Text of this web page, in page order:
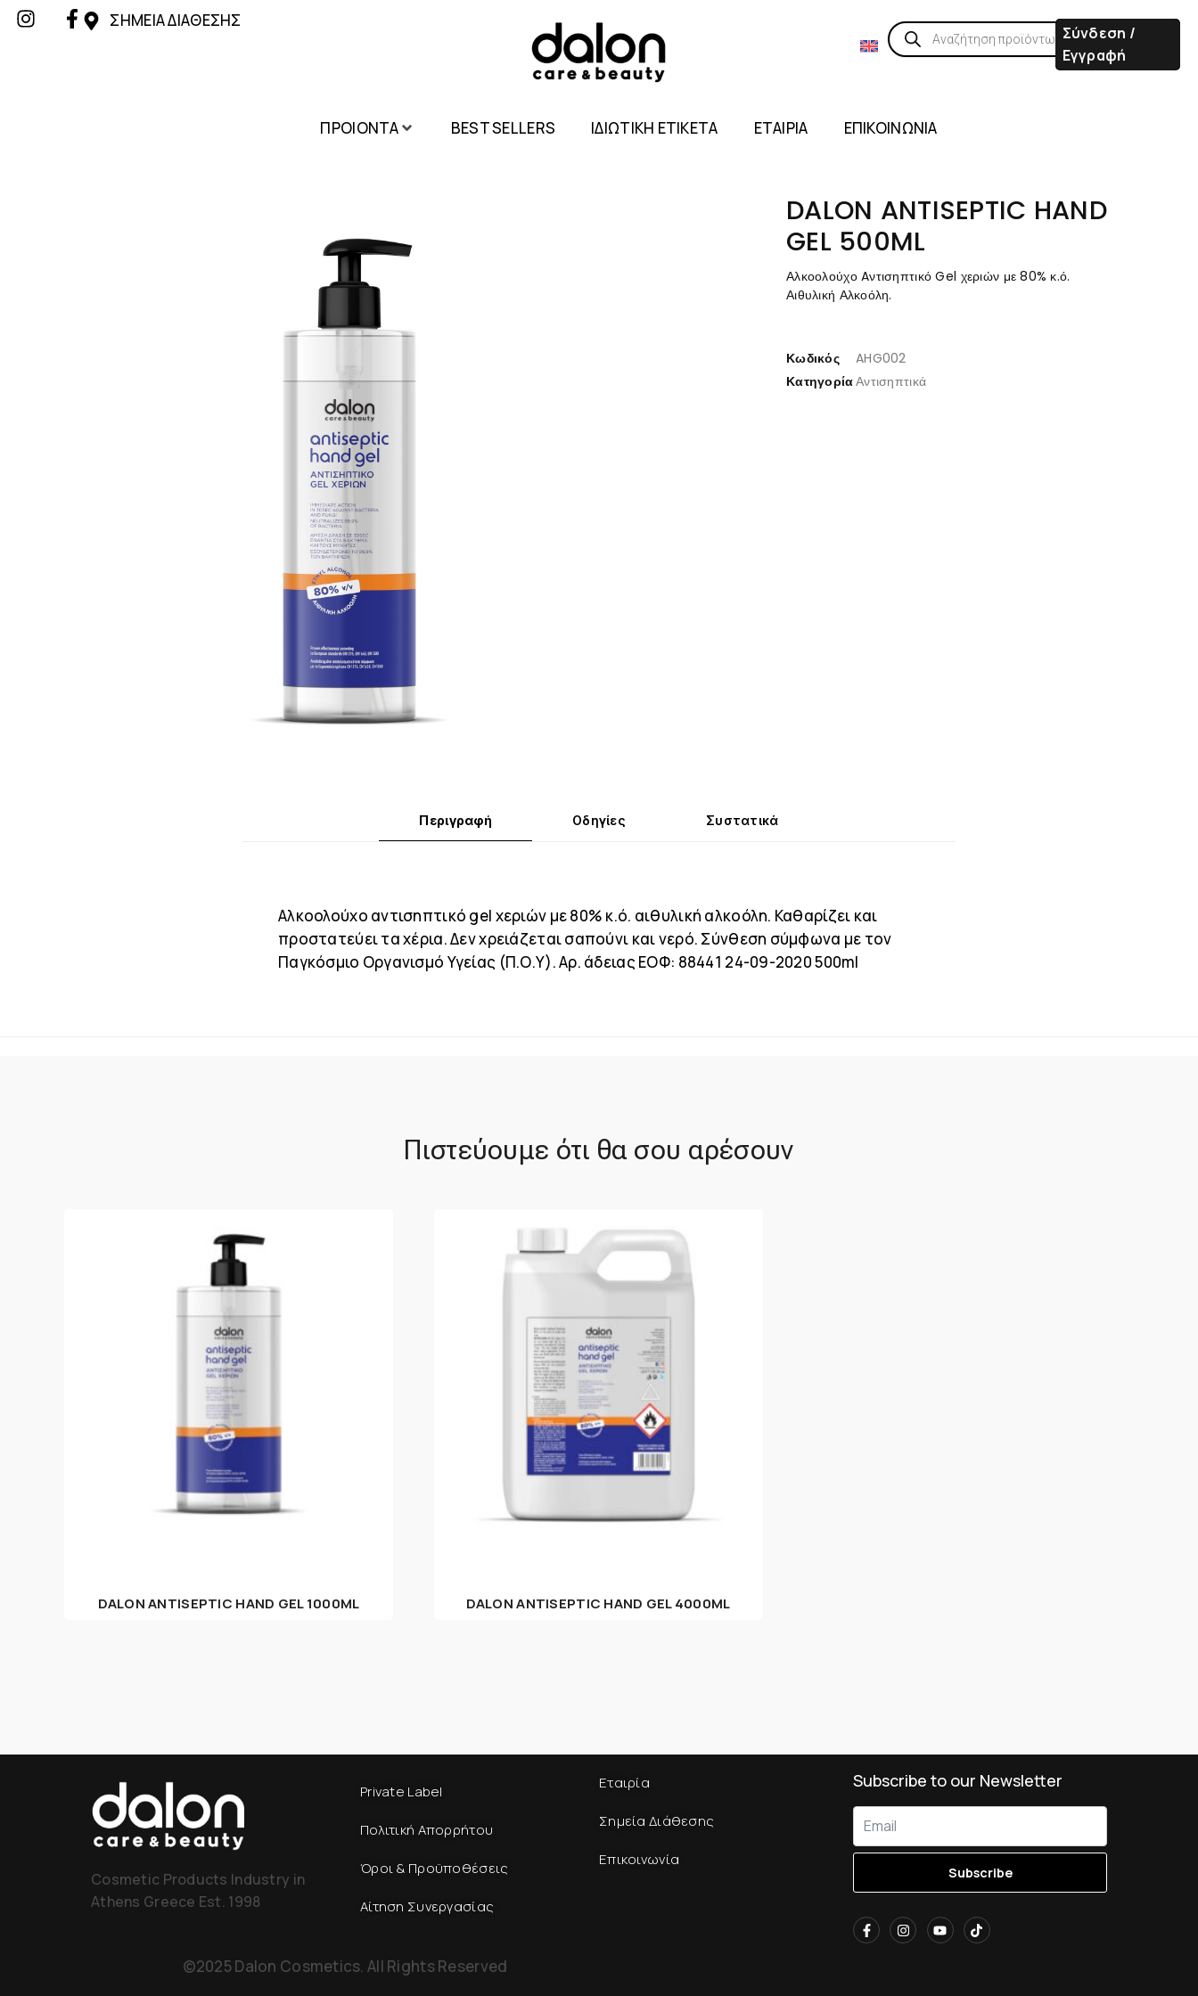
ΣΗΜΕΙΑ ΔΙΑΘΕΣΗΣ
Σύνδεση /
Εγγραφή
ΠΡΟΙΟΝΤΑ BEST SELLERS ΙΔΙΩΤΙΚΗ ΕΤΙΚΕΤΑ ΕΤΑΙΡΙΑ ΕΠΙΚΟΙΝΩΝΙΑ
DALON ANTISEPTIC HAND
GEL 500ML
Αλκοολούχο Aντισηπτικό Gel χεριών με 80% κ.ό.
Αιθυλική Αλκοόλη.
Κωδικός
AHG002
ΚατηγορίαΑντισηπτικά
Περιγραφή Οδηγίες Συστατικά
Αλκοολούχο αντισηπτικό gel χεριών με 80% κ.ό. αιθυλική αλκοόλη. Καθαρίζει και
προστατεύει τα χέρια. Δεν χρειάζεται σαπούνι και νερό. Σύνθεση σύμφωνα με τον
Παγκόσμιο Οργανισμό Υγείας (Π.Ο.Υ). Αρ. άδειας ΕΟΦ: 88441 24-09-2020 500ml
Πιστεύουμε ότι θα σου αρέσουν
DALON ANTISEPTIC HAND GEL 1000ML DALON ANTISEPTIC HAND GEL 4000ML
Cosmetic Products Industry in
Athens Greece Est. 1998
Private Label
Πολιτική Απορρήτου
Όροι & Προϋποθέσεις
Αίτηση Συνεργασίας
Εταιρία
Σημεία Διάθεσης
Επικοινωνία
Subscribe to our Newsletter
Subscribe
©2025 Dalon Cosmetics. All Rights Reserved